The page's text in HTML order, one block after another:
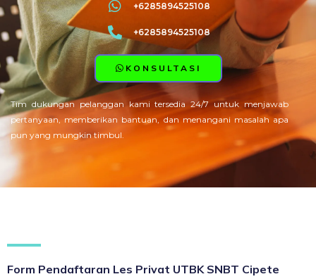
+6285894525108
+6285894525108
KONSULTASI
Tim dukungan pelanggan kami tersedia 24/7 untuk menjawab
pertanyaan, memberikan bantuan, dan menangani masalah apa
pun yang mungkin timbul.
Form Pendaftaran Les Privat UTBK SNBT Cipete